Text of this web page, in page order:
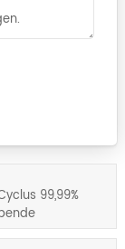
99,99%